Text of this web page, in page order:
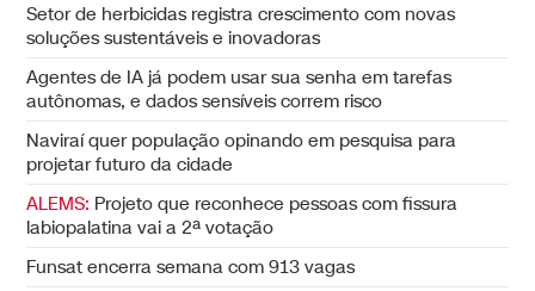
Setor de herbicidas registra crescimento com novas
soluções sustentáveis e inovadoras
Agentes de IA já podem usar sua senha em tarefas
autônomas, e dados sensíveis correm risco
Naviraí quer população opinando em pesquisa para
projetar futuro da cidade
ALEMS: Projeto que reconhece pessoas com fissura
labiopalatina vai a 2ª votação
Funsat encerra semana com 913 vagas